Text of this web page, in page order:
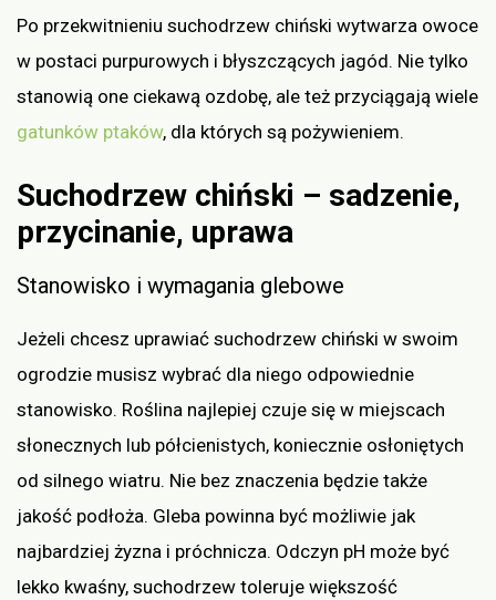
Po przekwitnieniu suchodrzew chiński wytwarza owoce
w postaci purpurowych i błyszczących jagód. Nie tylko
stanowią one ciekawą ozdobę, ale też przyciągają wiele
gatunków ptaków, dla których są pożywieniem.
Suchodrzew chiński – sadzenie,
przycinanie, uprawa
Stanowisko i wymagania glebowe
Jeżeli chcesz uprawiać suchodrzew chiński w swoim
ogrodzie musisz wybrać dla niego odpowiednie
stanowisko. Roślina najlepiej czuje się w miejscach
słonecznych lub półcienistych, koniecznie osłoniętych
od silnego wiatru. Nie bez znaczenia będzie także
jakość podłoża. Gleba powinna być możliwie jak
najbardziej żyzna i próchnicza. Odczyn pH może być
lekko kwaśny, suchodrzew toleruje większość